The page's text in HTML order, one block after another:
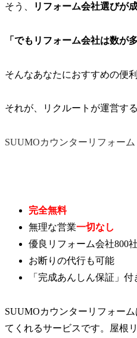
そう、 リフォーム会社選びが
「でもリフォーム会社は数が
そんなあなたにおすすめの便
それが、リクルートが運営する
SUUMOカウンターリフォーム
完全無料
無理な営業一切なし
優良リフォーム会社800
お断りの代行も可能
「完成あんしん保証」
SUUMOカウンターリフォー
てくれるサービスです。屋根